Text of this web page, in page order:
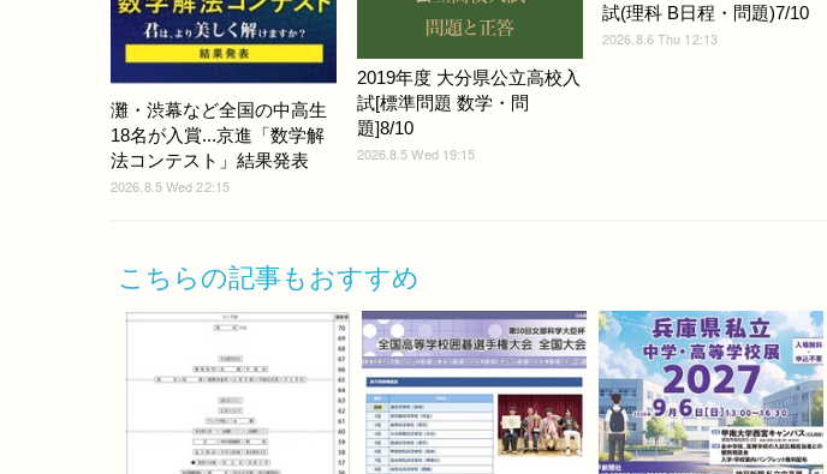
灘・渋幕など全国の中高生
18名が入賞...京進「数学解
法コンテスト」結果発表
2026.8.5 Wed 22:15
2019年度 大分県公立高校入
試[標準問題 数学・問
題]8/10
2026.8.5 Wed 19:15
試(理科 B日程・問題)7/10
2026.8.6 Thu 12:13
こちらの記事もおすすめ